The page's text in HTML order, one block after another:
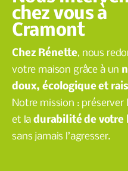
chez vous à
Cramont
Chez Rénette, nous
votre maison grâce à un
doux, écologique et
Notre mission : préserver
et ladurabilité de votre
sans jamais l’agresser.